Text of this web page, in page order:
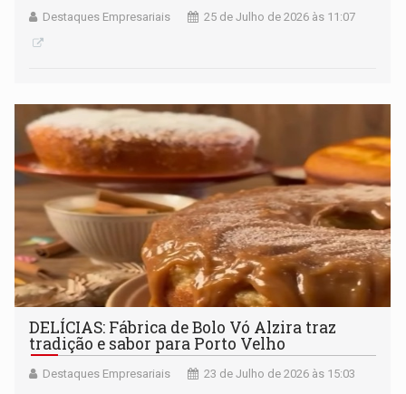
Destaques Empresariais 25 de Julho de 2026 às 11:07
DELÍCIAS: Fábrica de Bolo Vó Alzira traz
tradição e sabor para Porto Velho
Destaques Empresariais 23 de Julho de 2026 às 15:03